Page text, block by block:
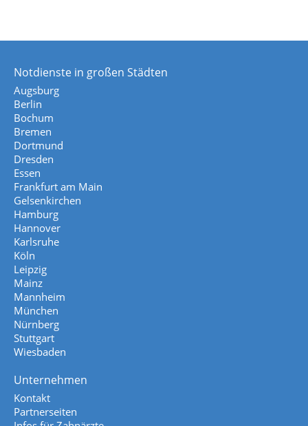
Notdienste in großen Städten
Augsburg
Berlin
Bochum
Bremen
Dortmund
Dresden
Essen
Frankfurt am Main
Gelsenkirchen
Hamburg
Hannover
Karlsruhe
Köln
Leipzig
Mainz
Mannheim
München
Nürnberg
Stuttgart
Wiesbaden
Unternehmen
Kontakt
Partnerseiten